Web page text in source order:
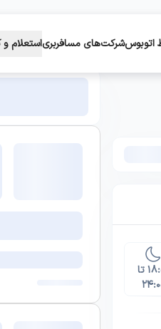
اتوبوسشرکت‌های مسافربریاستعلام
۱۸:۰۰ تا